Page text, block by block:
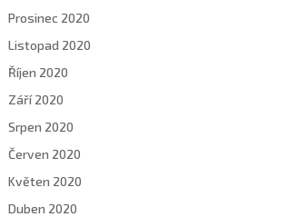
Prosinec 2020
Listopad 2020
Říjen 2020
Září 2020
Srpen 2020
Červen 2020
Květen 2020
Duben 2020